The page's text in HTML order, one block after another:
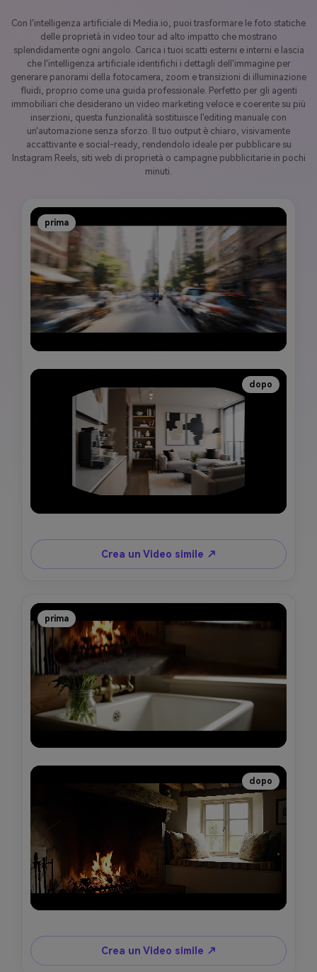
Con l'intelligenza artificiale di Media.io, puoi trasformare le foto statiche
delle proprietà in video tour ad alto impatto che mostrano
splendidamente ogni angolo. Carica i tuoi scatti esterni e interni e lascia
che l'intelligenza artificiale identifichi i dettagli dell'immagine per
generare panorami della fotocamera, zoom e transizioni di illuminazione
fluidi, proprio come una guida professionale. Perfetto per gli agenti
immobiliari che desiderano un video marketing veloce e coerente su più
inserzioni, questa funzionalità sostituisce l'editing manuale con
un'automazione senza sforzo. Il tuo output è chiaro, visivamente
accattivante e social-ready, rendendolo ideale per pubblicare su
Instagram Reels, siti web di proprietà o campagne pubblicitarie in pochi
minuti.
prima
dopo
Crea un Video simile ↗
prima
dopo
Crea un Video simile ↗